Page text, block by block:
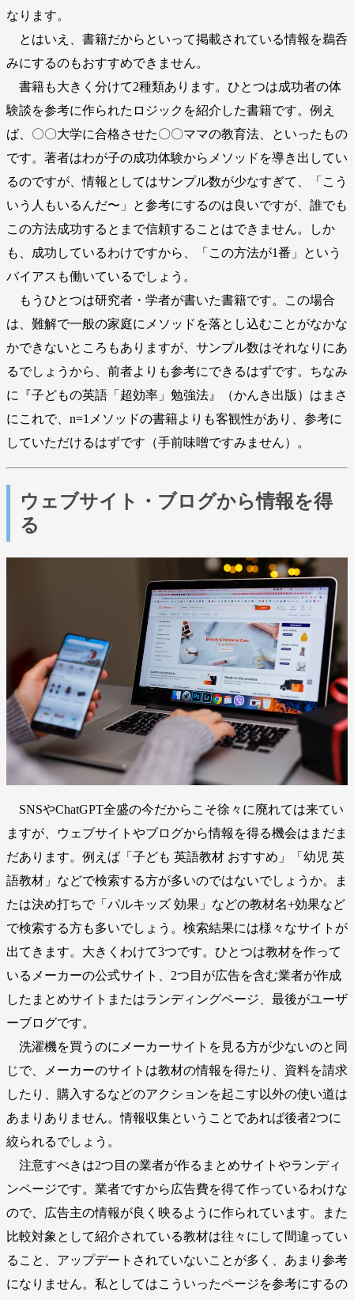
なります。
とはいえ、書籍だからといって掲載されている情報を鵜呑
みにするのもおすすめできません。
書籍も大きく分けて2種類あります。ひとつは成功者の体
験談を参考に作られたロジックを紹介した書籍です。例え
ば、〇〇大学に合格させた〇〇ママの教育法、といったもの
です。著者はわが子の成功体験からメソッドを導き出してい
るのですが、情報としてはサンプル数が少なすぎて、「こう
いう人もいるんだ〜」と参考にするのは良いですが、誰でも
この方法成功するとまで信頼することはできません。しか
も、成功しているわけですから、「この方法が1番」という
バイアスも働いているでしょう。
もうひとつは研究者・学者が書いた書籍です。この場合
は、難解で一般の家庭にメソッドを落とし込むことがなかな
かできないところもありますが、サンプル数はそれなりにあ
るでしょうから、前者よりも参考にできるはずです。ちなみ
に『子どもの英語「超効率」勉強法』（かんき出版）はまさ
にこれで、n=1メソッドの書籍よりも客観性があり、参考に
していただけるはずです（手前味噌ですみません）。
ウェブサイト・ブログから情報を得
る
SNSやChatGPT全盛の今だからこそ徐々に廃れては来てい
ますが、ウェブサイトやブログから情報を得る機会はまだま
だあります。例えば「子ども 英語教材 おすすめ」「幼児 英
語教材」などで検索する方が多いのではないでしょうか。ま
たは決め打ちで「パルキッズ 効果」などの教材名+効果など
で検索する方も多いでしょう。検索結果には様々なサイトが
出てきます。大きくわけて3つです。ひとつは教材を作って
いるメーカーの公式サイト、2つ目が広告を含む業者が作成
したまとめサイトまたはランディングページ、最後がユーザ
ーブログです。
洗濯機を買うのにメーカーサイトを見る方が少ないのと同
じで、メーカーのサイトは教材の情報を得たり、資料を請求
したり、購入するなどのアクションを起こす以外の使い道は
あまりありません。情報収集ということであれば後者2つに
絞られるでしょう。
注意すべきは2つ目の業者が作るまとめサイトやランディ
ンページです。業者ですから広告費を得て作っているわけな
ので、広告主の情報が良く映るように作られています。また
比較対象として紹介されている教材は往々にして間違ってい
ること、アップデートされていないことが多く、あまり参考
になりません。私としてはこういったページを参考にするの